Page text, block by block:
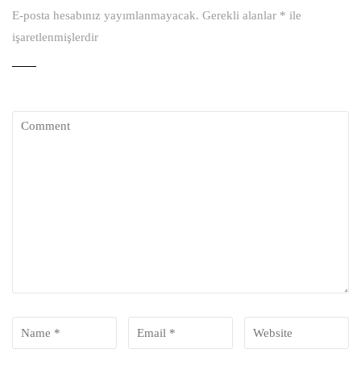
E-posta hesabınız yayımlanmayacak. Gerekli alanlar * ile
işaretlenmişlerdir